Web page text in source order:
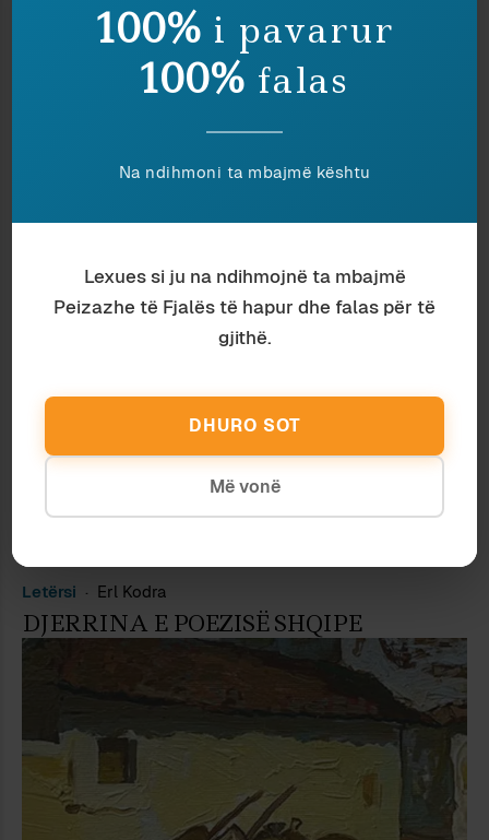
ABORTI I ABORTUAR: GJYKATA APO
Albanologji Ardian Vehbiu
Letërsi Erl Kodra
DJERRINA E POEZISË SHQIPE
100% i pavarur
100% falas
Na ndihmoni ta mbajmë kështu
Lexues si ju na ndihmojnë ta mbajmë
Peizazhe të Fjalës të hapur dhe falas për të
gjithë.
DHURO SOT
Më vonë